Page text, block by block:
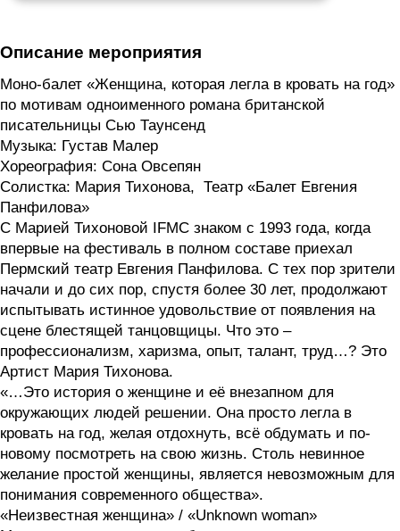
Описание мероприятия
Моно-балет «Женщина, которая легла в кровать на год»
по мотивам одноименного романа британской
писательницы Сью Таунсенд
Музыка: Густав Малер
Хореография: Сона Овсепян
Солистка: Мария Тихонова, Театр «Балет Евгения
Панфилова»
С Марией Тихоновой IFMC знаком с 1993 года, когда
впервые на фестиваль в полном составе приехал
Пермский театр Евгения Панфилова. C тех пор зрители
начали и до сих пор, спустя более 30 лет, продолжают
испытывать истинное удовольствие от появления на
сцене блестящей танцовщицы. Что это –
профессионализм, харизма, опыт, талант, труд…? Это
Артист Мария Тихонова.
«…Это история о женщине и её внезапном для
окружающих людей решении. Она просто легла в
кровать на год, желая отдохнуть, всё обдумать и по-
новому посмотреть на свою жизнь. Столь невинное
желание простой женщины, является невозможным для
понимания современного общества».
«Неизвестная женщина» / «Unknown woman»